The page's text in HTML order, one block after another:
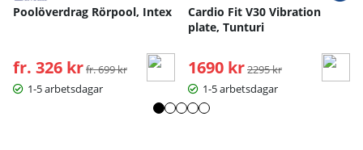
Poolöverdrag Rörpool, Intex
fr. 326 kr Ordinarie pris:
fr. 699 kr
1-5 arbetsdagar
Cardio Fit V30 Vibration
plate, Tunturi
1690 kr Ordinarie pris:
2295 kr
1-5 arbetsdagar